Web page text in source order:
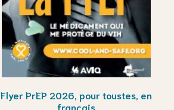
Flyer PrEP 2026, pour toustes, en
français